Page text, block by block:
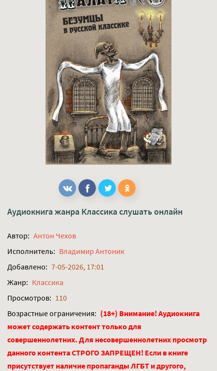
Аудиокнига жанра Классика слушать онлайн
Автор: Антон Чехов
Исполнитель: Владимир Антоник
Добавлено: 7-05-2026, 17:01
Жанр: Классика
Просмотров: 110
Возрастные ограничения: (18+) Внимание! Аудиокнига
может содержать контент только для
совершеннолетних. Для несовершеннолетних просмотр
данного контента СТРОГО ЗАПРЕЩЕН! Если в книге
присутствует наличие пропаганды ЛГБТ и другого,